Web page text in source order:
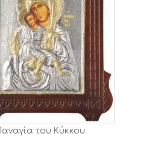
Παναγία του Κύκκου